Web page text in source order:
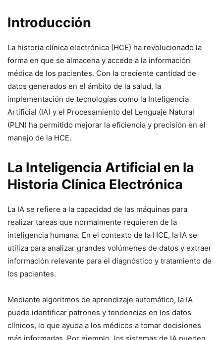
Introducción
La historia clínica electrónica (HCE) ha revolucionado la
forma en que se almacena y accede a la información
médica de los pacientes. Con la creciente cantidad de
datos generados en el ámbito de la salud, la
implementación de tecnologías como la Inteligencia
Artificial (IA) y el Procesamiento del Lenguaje Natural
(PLN) ha permitido mejorar la eficiencia y precisión en el
manejo de la HCE.
La Inteligencia Artificial en la
Historia Clínica Electrónica
La IA se refiere a la capacidad de las máquinas para
realizar tareas que normalmente requieren de la
inteligencia humana. En el contexto de la HCE, la IA se
utiliza para analizar grandes volúmenes de datos y extraer
información relevante para el diagnóstico y tratamiento de
los pacientes.
Mediante algoritmos de aprendizaje automático, la IA
puede identificar patrones y tendencias en los datos
clínicos, lo que ayuda a los médicos a tomar decisiones
más informadas. Por ejemplo, los sistemas de IA pueden